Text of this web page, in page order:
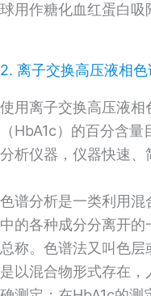
球用作糖化血红蛋白吸
2. 离子交换高压液相色
使用离子交换高压液
（HbA1c）的百分含
分析仪器，仪器快速
色谱分析是一类利用
中的各种成分分离开
总称。色谱法又叫色
是以混合物形式存在